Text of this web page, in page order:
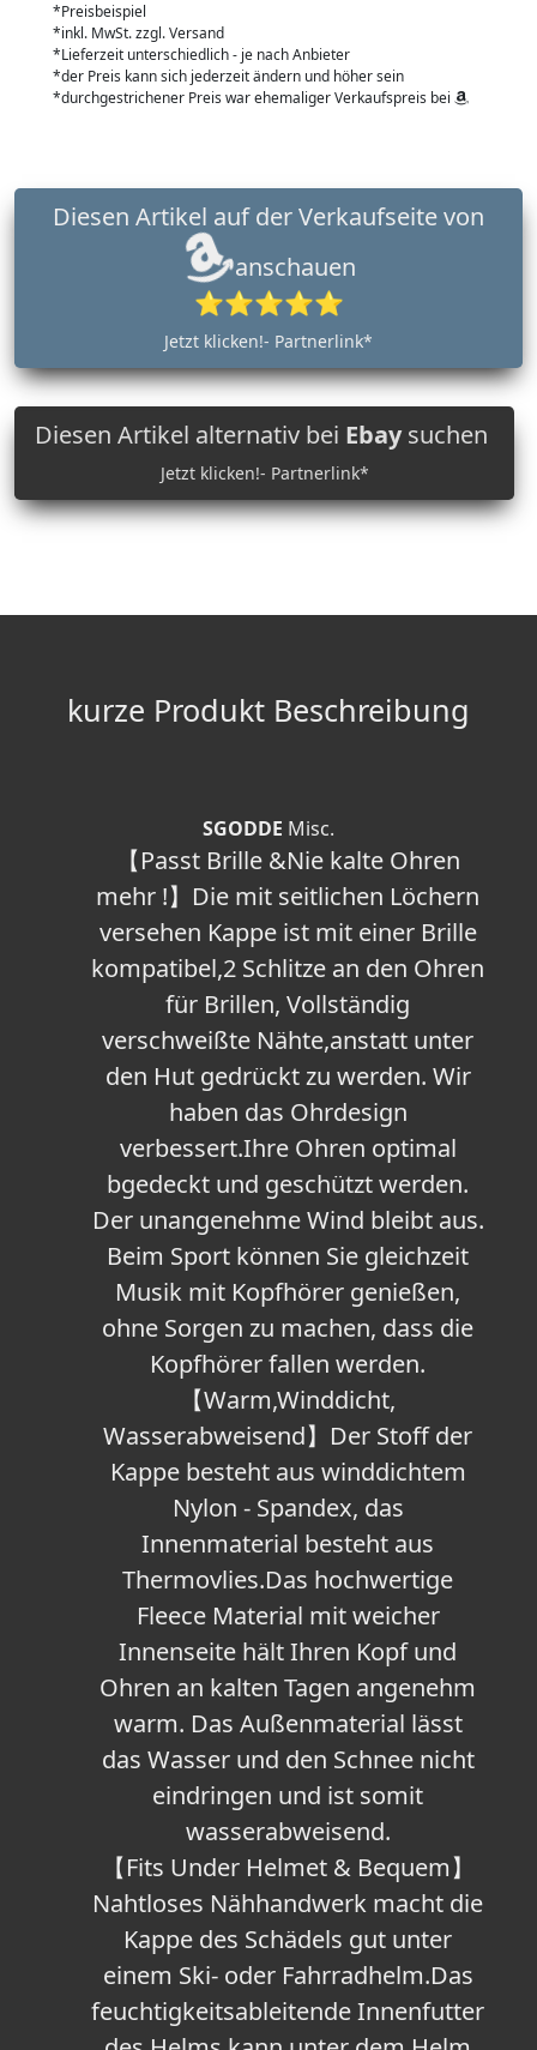
*Preisbeispiel
*inkl. MwSt. zzgl. Versand
*Lieferzeit unterschiedlich - je nach Anbieter
*der Preis kann sich jederzeit ändern und höher sein
*durchgestrichener Preis war ehemaliger Verkaufspreis bei
anschauen
⭐⭐⭐⭐⭐
Jetzt klicken!- Partnerlink*
Diesen Artikel alternativ bei Ebaysuchen
Jetzt klicken!- Partnerlink*
kurze Produkt Beschreibung
SGODDE Misc.
【Passt Brille &Nie kalte Ohren
mehr !】Die mit seitlichen Löchern
versehen Kappe ist mit einer Brille
kompatibel,2 Schlitze an den Ohren
für Brillen, Vollständig
verschweißte Nähte,anstatt unter
den Hut gedrückt zu werden. Wir
haben das Ohrdesign
verbessert.Ihre Ohren optimal
bgedeckt und geschützt werden.
Der unangenehme Wind bleibt aus.
Beim Sport können Sie gleichzeit
Musik mit Kopfhörer genießen,
ohne Sorgen zu machen, dass die
Kopfhörer fallen werden.
【Warm,Winddicht,
Wasserabweisend】Der Stoff der
Kappe besteht aus winddichtem
Nylon - Spandex, das
Innenmaterial besteht aus
Thermovlies.Das hochwertige
Fleece Material mit weicher
Innenseite hält Ihren Kopf und
Ohren an kalten Tagen angenehm
warm. Das Außenmaterial lässt
das Wasser und den Schnee nicht
eindringen und ist somit
wasserabweisend.
【Fits Under Helmet & Bequem】
Nahtloses Nähhandwerk macht die
Kappe des Schädels gut unter
einem Ski- oder Fahrradhelm.Das
feuchtigkeitsableitende Innenfutter